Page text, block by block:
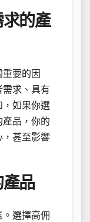
的產
要的因
求、具有
，如果你選
品，你的
，甚至影響
品
選擇高佣